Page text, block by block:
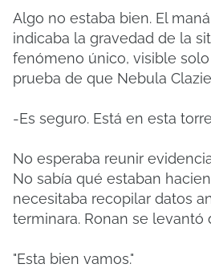
Algo no estaba bien. El
indicaba la gravedad de la
fenómeno único, visible solo
prueba de que Nebula
-Es seguro. Está en esta
No esperaba reunir
No sabía qué estaban
necesitaba recopilar datos
terminara. Ronan se levantó
"Esta bien vamos."